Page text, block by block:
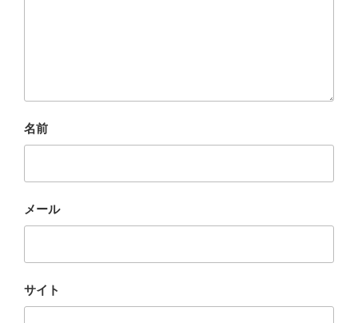
名前
メール
サイト